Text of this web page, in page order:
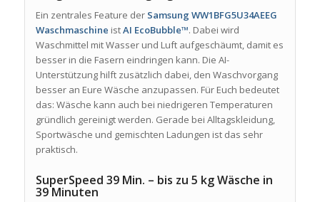
Ein zentrales Feature der Samsung WW1BFG5U34AEEG
Waschmaschine istAI EcoBubble™. Dabei wird
Waschmittel mit Wasser und Luft aufgeschäumt, damit es
besser in die Fasern eindringen kann. Die AI-
Unterstützung hilft zusätzlich dabei, den Waschvorgang
besser an Eure Wäsche anzupassen. Für Euch bedeutet
das: Wäsche kann auch bei niedrigeren Temperaturen
gründlich gereinigt werden. Gerade bei Alltagskleidung,
Sportwäsche und gemischten Ladungen ist das sehr
praktisch.
SuperSpeed 39 Min. – bis zu 5 kg Wäsche in
39 Minuten